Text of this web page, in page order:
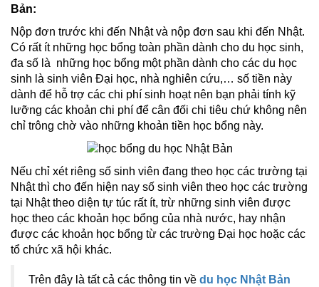
Bản:
Nộp đơn trước khi đến Nhật và nộp đơn sau khi đến Nhật.
Có rất ít những học bổng toàn phần dành cho du học sinh,
đa số là những học bổng một phần dành cho các du học
sinh là sinh viên Đại học, nhà nghiên cứu,… số tiền này
dành để hỗ trợ các chi phí sinh hoạt nên bạn phải tính kỹ
lưỡng các khoản chi phí để cân đối chi tiêu chứ không nên
chỉ trông chờ vào những khoản tiền học bổng này.
Nếu chỉ xét riêng số sinh viên đang theo học các trường tại
Nhật thì cho đến hiện nay số sinh viên theo học các trường
tại Nhật theo diện tự túc rất ít, trừ những sinh viên được
học theo các khoản học bổng của nhà nước, hay nhận
được các khoản học bổng từ các trường Đại học hoặc các
tổ chức xã hội khác.
Trên đây là tất cả các thông tin về du học Nhật Bản